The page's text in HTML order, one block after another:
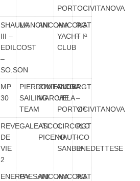
PORTOCIVITANOVA
SHAULA
III –
EDILCOST
–
SO.SON
MANCINIANCONAANCONA
YACHT
CLUB
RGT
– Iª
MP
30
PIERDOMENICO
SAILING
TEAM
CIVITANOVA
MARCHE
CLUB
VELA
PORTOCIVITANOVA
RGT
–
VIª
REVE
DE
VIE
2
GALEATIASCOLI
PICENO
CIRCOLO
NAUTICO
SANBENEDETTESE
RGT
–
IIª
ENERGYPAESANIANCONAANCONA
RGT